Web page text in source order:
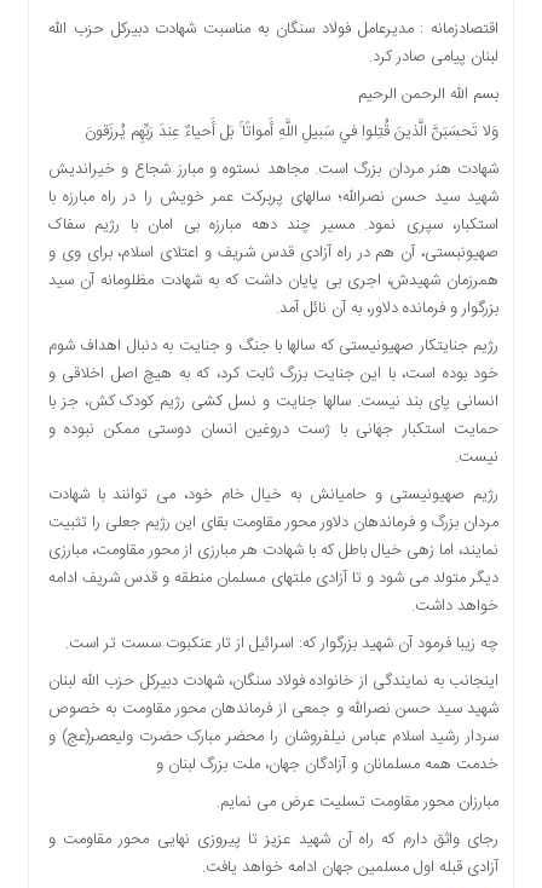
نفت
فناوری
منظقه
دسترسی
تماس
درباره
پلیس،امنیت
جامعه
گرایی
رسید
اخبار
سایت
اجتماعی
اقتصادی
بین
اقتصادزمانه : مدیرعامل فولاد سنگان به مناسبت شهادت دبیرکل حزب الله
لبنان پیامی صادر کرد.
بسم الله الرحمن الرحیم
وَلا تَحسَبَنَّ الَّذينَ قُتِلوا في سَبيلِ اللَّهِ أَمواتًا ۚ بَل أَحياءٌ عِندَ رَبِّهِم يُرزَقونَ
شهادت هنر مردان بزرگ است. مجاهد نستوه و مبارز شجاع و خیراندیش
شهید سید حسن نصرالله؛ سالهای پربرکت عمر خویش را در راه مبارزه با
استکبار، سپری نمود. مسیر چند دهه مبارزه بی امان با رژیم سفاک
صهیونبستی، آن هم در راه آزادی قدس شریف و اعتلای اسلام، برای وی و
همرزمان شهیدش، اجری بی پایان داشت که به شهادت مظلومانه آن سید
بزرگوار و فرمانده دلاور، به آن نائل آمد.
رژیم جنایتکار صهیونیستی که سالها با جنگ و جنایت به دنبال اهداف شوم
خود بوده است، با این جنایت بزرگ ثابت کرد، که به هیچ اصل اخلاقی و
انسانی پای بند نیست. سالها جنایت و نسل کشی رژیم کودک کش، جز با
حمایت استکبار جهانی با ژست دروغین انسان دوستی ممکن نبوده و
نیست.
رژیم صهیونیستی و حامیانش به خیال خام خود، می توانند با شهادت
مردان بزرگ و فرماندهان دلاور محور مقاومت بقای این رژیم جعلی را تثبیت
نمایند، اما زهی خیال باطل که با شهادت هر مبارزی از محور مقاومت، مبارزی
دیگر متولد می شود و تا آزادی ملتهای مسلمان منطقه و قدس شریف ادامه
خواهد داشت.
چه زیبا فرمود آن شهید بزرگوار که: اسرائیل از تار عنکبوت سست تر است.
اینجانب به نمایندگی از خانواده فولاد سنگان، شهادت دبیرکل حزب الله لبنان
شهید سید حسن نصرالله و جمعی از فرماندهان محور مقاومت به خصوص
سردار رشید اسلام عباس نیلفروشان را محضر مبارک حضرت ولیعصر(عج) و
خدمت همه مسلمانان و آزادگان جهان، ملت بزرگ لبنان و
مبارزان محور مقاومت تسلیت عرض می نمایم.
رجای واثق دارم که راه آن شهید عزیز تا پیروزی نهایی محور مقاومت و
آزادی قبله اول مسلمین جهان ادامه خواهد یافت.